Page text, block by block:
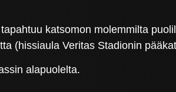
katsomon molemmilta
(hissiaula Veritas Stadionin
alapuolelta.